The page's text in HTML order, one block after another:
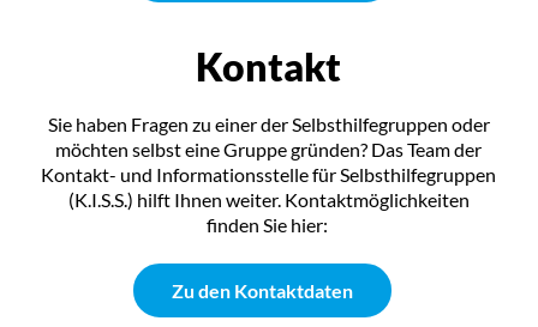
Kontakt
Sie haben Fragen zu einer der Selbsthilfegruppen oder
möchten selbst eine Gruppe gründen? Das Team der
Kontakt- und Informationsstelle für Selbsthilfegruppen
(K.I.S.S.) hilft Ihnen weiter. Kontaktmöglichkeiten
finden Sie hier:
Zu den Kontaktdaten